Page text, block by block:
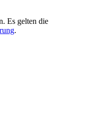
Es gelten die
.